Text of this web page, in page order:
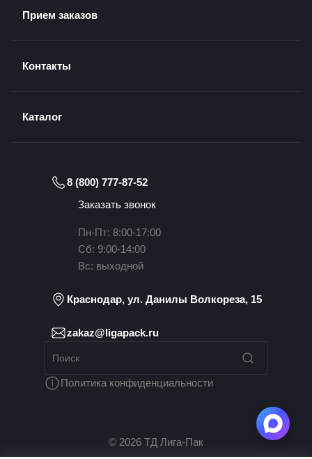
Прием заказов
Контакты
Каталог
8 (800) 777-87-52
Заказать звонок
Пн-Пт: 8:00-17:00
Сб: 9:00-14:00
Вс: выходной
Краснодар, ул. Данилы Волкореза, 15
zakaz@ligapack.ru
Политика конфиденциальности
© 2026 ТД Лига-Пак